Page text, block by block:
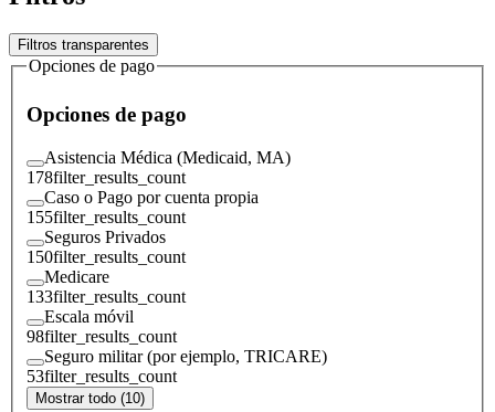
Filtros transparentes
Opciones de pago
Opciones de pago
Asistencia Médica (Medicaid, MA)
178filter_results_count
Caso o Pago por cuenta propia
155filter_results_count
Seguros Privados
150filter_results_count
Medicare
133filter_results_count
Escala móvil
98filter_results_count
Seguro militar (por ejemplo, TRICARE)
53filter_results_count
Mostrar todo (10)